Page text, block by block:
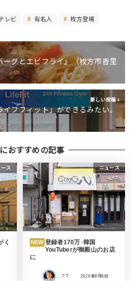
レビ 有名人 枚方登場
ーグとエビフライ』（枚方市香里
新しい投稿
フフィット」ができるみたい。
おすすめの記事
ス
く
ニュース
NEW 登録者170万･韓国
YouTuberが御殿山のお店
に
フク 2026年8月6日